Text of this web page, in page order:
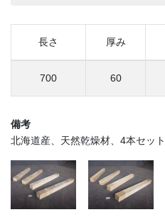
長さ 厚み
700 60
備考
北海道産、天然乾燥材、4本セッ